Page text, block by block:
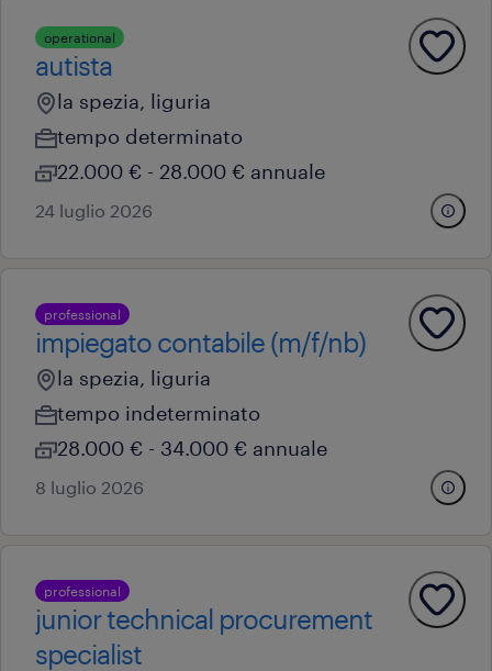
operational
autista
la spezia, liguria
tempo determinato
22.000 € - 28.000 € annuale
24 luglio 2026
professional
impiegato contabile (m/f/nb)
la spezia, liguria
tempo indeterminato
28.000 € - 34.000 € annuale
8 luglio 2026
professional
junior technical procurement
specialist